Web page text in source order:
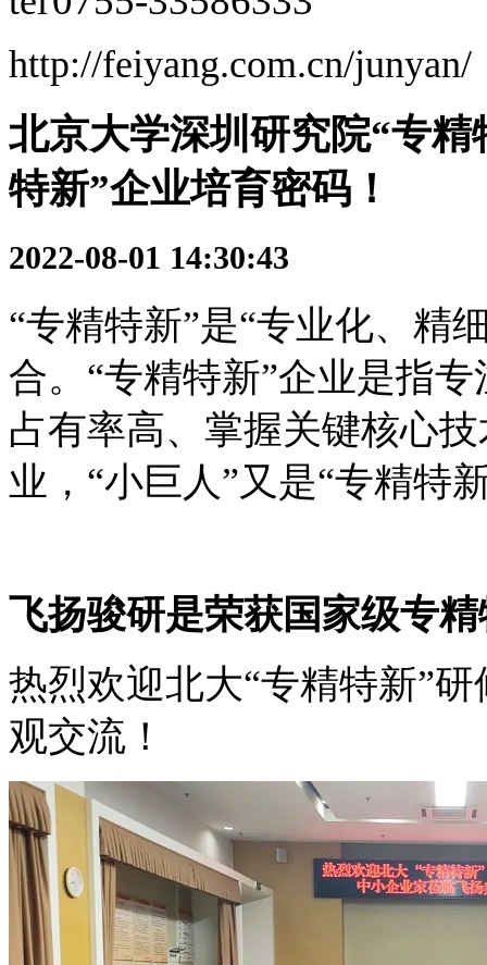
http://feiyang.com.cn/junyan/
北京大学深圳研究院“专
特新”企业培育密码！
2022-08-01 14:30:43
“专精特新”是“专业化、精
合。“专精特新”企业是指
占有率高、掌握关键核心
业，“小巨人”又是“专精特
飞扬骏研是荣获国家级专
热烈欢迎北大“专精特新”
观交流！